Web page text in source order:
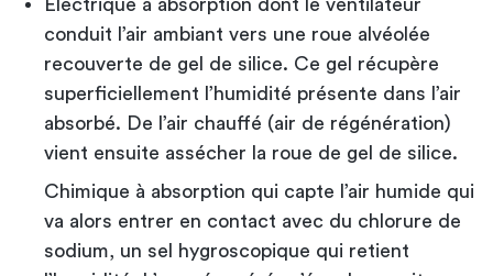
conduit l’air ambiant vers une roue alvéolée
recouverte de gel de silice. Ce gel récupère
superficiellement l’humidité présente dans l’air
absorbé. De l’air chauffé (air de régénération)
vient ensuite assécher la roue de gel de silice.
Chimique à absorption qui capte l’air humide qui
va alors entrer en contact avec du chlorure de
sodium, un sel hygroscopique qui retient